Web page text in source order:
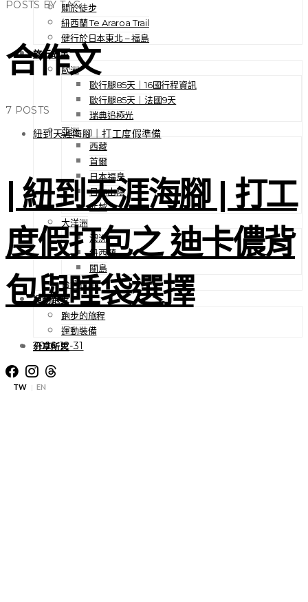
關於徒步
紐西蘭 Te Araroa Trail
健行於日本東北 – 福島
旅行故事
歐洲
歐行腿85天｜16國行程資訊
歐行腿85天｜法國9天
瑞典追極光
亞洲
西藏
首爾
日本福島
日本山陰
北越
大洋洲
澳洲
紐西蘭
關島
台灣在地
運動跑步
跑步的旅程
運動裝備
分享所思
TW | EN
POSTS BY TAG
合作文
7 POSTS
紐到天涯海腳｜打工度假準備
| 紐到天涯海腳 | 打工
度假打包之 迪卡儂背
包與睡袋選擇
2016-12-31